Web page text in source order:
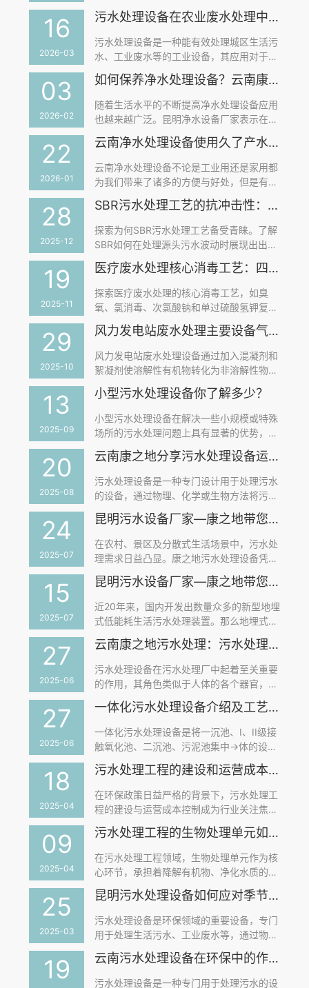
根据设备的预埋情况和设计单位进行技术交
底。建设单位会同设计单位要根据交底中提
供的设备参数要求进行基础设计。如果设计
方或者设备承包单位技术交底不充分，就可
土建的返工。
16
2026-03
污水处理设备在农业废水处理中的应用如何？
污水处理设备是一种能有效处理城区生活污
水、工业废水等的工业设备，其应用对于改
善生态环境、提升城市品位和促进经济发展
具有重要意义。污水处理设备在农业废水处
理中的应用非常广泛且重要，主要体现在以
下几个方面：
03
2026-02
如何保养净水处理设备？云南康之地水处理设备告诉您
随着生活水平的不断提高净水处理设备应用
也越来越广泛。昆明净水设备厂家表示在日
常的使用过程中要对其做好一定的保养，以
避免长期使用设备而出现故障，那么保养净
水处理设备都有哪些注意事项呢？
22
2026-01
云南净水处理设备使用久了产水量下降怎么办？
云南净水处理设备不论是工业用还是家用都
为我们带来了诸多的方便与好处，但是有些
用户在使用净水处理设备的过程当中发现其
产水量逐渐的减少了，那这是由什么原因造
成的呢？据云南净水处理设备厂家小编了
解，造成反渗透设备产水量减少的原因有以
28
2025-12
SBR污水处理工艺的抗冲击性：为何它不易受源头污水波动影响？
探索为何SBR污水处理工艺备受青睐。了解
SBR如何在处理源头污水波动时展现出出色
的抗冲击性能和稳定处理效果。点击了解更
多
19
2025-11
医疗废水处理核心消毒工艺：四个常用消毒工艺解析
探索医疗废水处理的核心消毒工艺，如臭
氧、氯消毒、次氯酸钠和单过硫酸氢钾复合
粉。理解各工艺的优缺点，确保病原微生物
和化学污染物的有效去除，为保护环境和人
类健康提供科学指导。
29
2025-10
风力发电站废水处理主要设备气浮机介绍
风力发电站废水处理设备通过加入混凝剂和
絮凝剂使溶解性有机物转化为非溶解性物
质，再利用气浮法去除SS，达到净化污水
的目的。气浮机具有工艺简单、能消除污泥
膨胀、处理能力强等优点。安装前需夯实地
基，设备需调整水平，并设置清洗用下水
13
2025-09
小型污水处理设备你了解多少？
小型污水处理设备在解决一些小规模或特殊
场所的污水处理问题上具有显著的优势，为
这些地方提供了一种可行的环保解决方案。
小型污水处理设备在医院等场所的应用，不
仅关系到环境保护，更关系到人们的生活健
康。选择合适的污水处理设备，进行科学规
大家咨询云南康之地，我们为你提供专业的
境努力。
20
2025-08
云南康之地分享污水处理设备运行中需要注意哪些问题？
污水处理设备是一种专门设计用于处理污水
的设备，通过物理、化学或生物方法将污水
中的有害物质去除或转化，使污水达到排放
或再利用的标准。污水处理设备在运行中需
要注意多个方面的问题，以确保其稳定运行
和高效处理污水。以下是一些关键注意事
24
2025-07
昆明污水设备厂家—康之地带您了解生活污水处理设备的功能和结构
在农村、景区及分散式生活场景中，污水处
理需求日益凸显。康之地污水处理设备凭借
其高效集成化设计，成为众多项目的优选方
案。该设备专为小规模场景打造，处理量灵
活适配500m³/d以下需求，兼具快速安装、
低土建成本等优势，助力绿色生态建设。
15
2025-07
昆明污水设备厂家—康之地带您快速了解地埋式污水处理设备常识
近20年来，国内开发出数量众多的新型地埋
式低能耗生活污水处理装置。那么地埋式污
水处理设备有哪些常识呢？下面由云南的污
水设备厂家——康之地污水处理设备来为大
家解析：
27
2025-06
云南康之地污水处理：污水处理设备的精细化保养
污水处理设备在污水处理厂中起着至关重要
的作用，其角色类似于人体的各个器官，它
们是实现污水净化、达标排放的核心组成部
分。云南康之地污水处理设备厂家，多年来
致力于污水设备的研发与生产。下面就由康
之地来为大家详细介绍：
27
2025-06
一体化污水处理设备介绍及工艺流程——云南康之地污水处理
一体化污水处理设备是将一沉池、I、II级接
触氧化池、二沉池、污泥池集中→体的设备,
并在I、II级接触氧化池中进行鼓风曝气,使接
触氧化法和活性污泥法有效的结合起来,同
时具备两者的优点,并克服两者的缺点,使污
水处理水平进一步提高。接下来康之地污水
18
2025-04
污水处理工程的建设和运营成本如何控制？云南康之地分享
在环保政策日益严格的背景下，污水处理工
程的建设与运营成本控制成为行业关注焦
点。云南康之地作为专业环保服务商，深耕
污水处理领域多年，凭借全流程管理经验，
为您解析如何在保证处理效果的前提下，实
现成本优化。接下来，云南康之地围绕污水
策略，助您打造高效低耗的污水处理系统。
09
2025-04
污水处理工程的生物处理单元如何避免出现污泥膨胀、生物膜脱落等异常情况？
在污水处理工程领域，生物处理单元作为核
心环节，承担着降解有机物、净化水质的重
任。然而，运行过程中常面临污泥膨胀、生
物膜脱落等异常情况，严重影响污水处理效
率与出水水质。如何有效避免这些问题？云
南康之地，深耕环保行业多年，以先进技术
行的奥秘！
25
2025-03
昆明污水处理设备如何应对季节性变化？
污水处理设备是环保领域的重要设备，专门
用于处理生活污水、工业废水等，通过物
理、化学或生物方法去除污水中的污染物，
使水质达到排放标准或回用水质要求。污水
处理设备在面对季节性变化时，需要采取一
19 云南污水处理设备在环保中的作用是什么？
污水处理设备是一种专门用于处理污水的设